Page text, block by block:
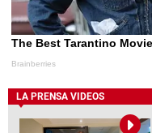
LA PRENSA VIDEOS